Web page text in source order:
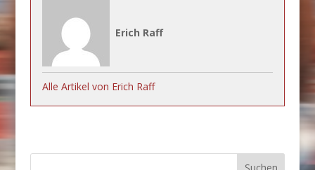
Erich Raff
Alle Artikel von Erich Raff